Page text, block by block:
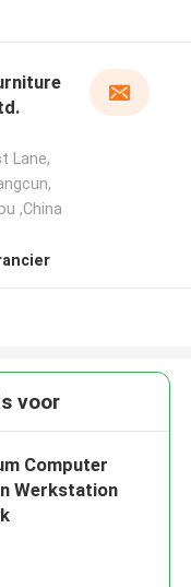
Lane,
,China
voor
Computer
Werkstation